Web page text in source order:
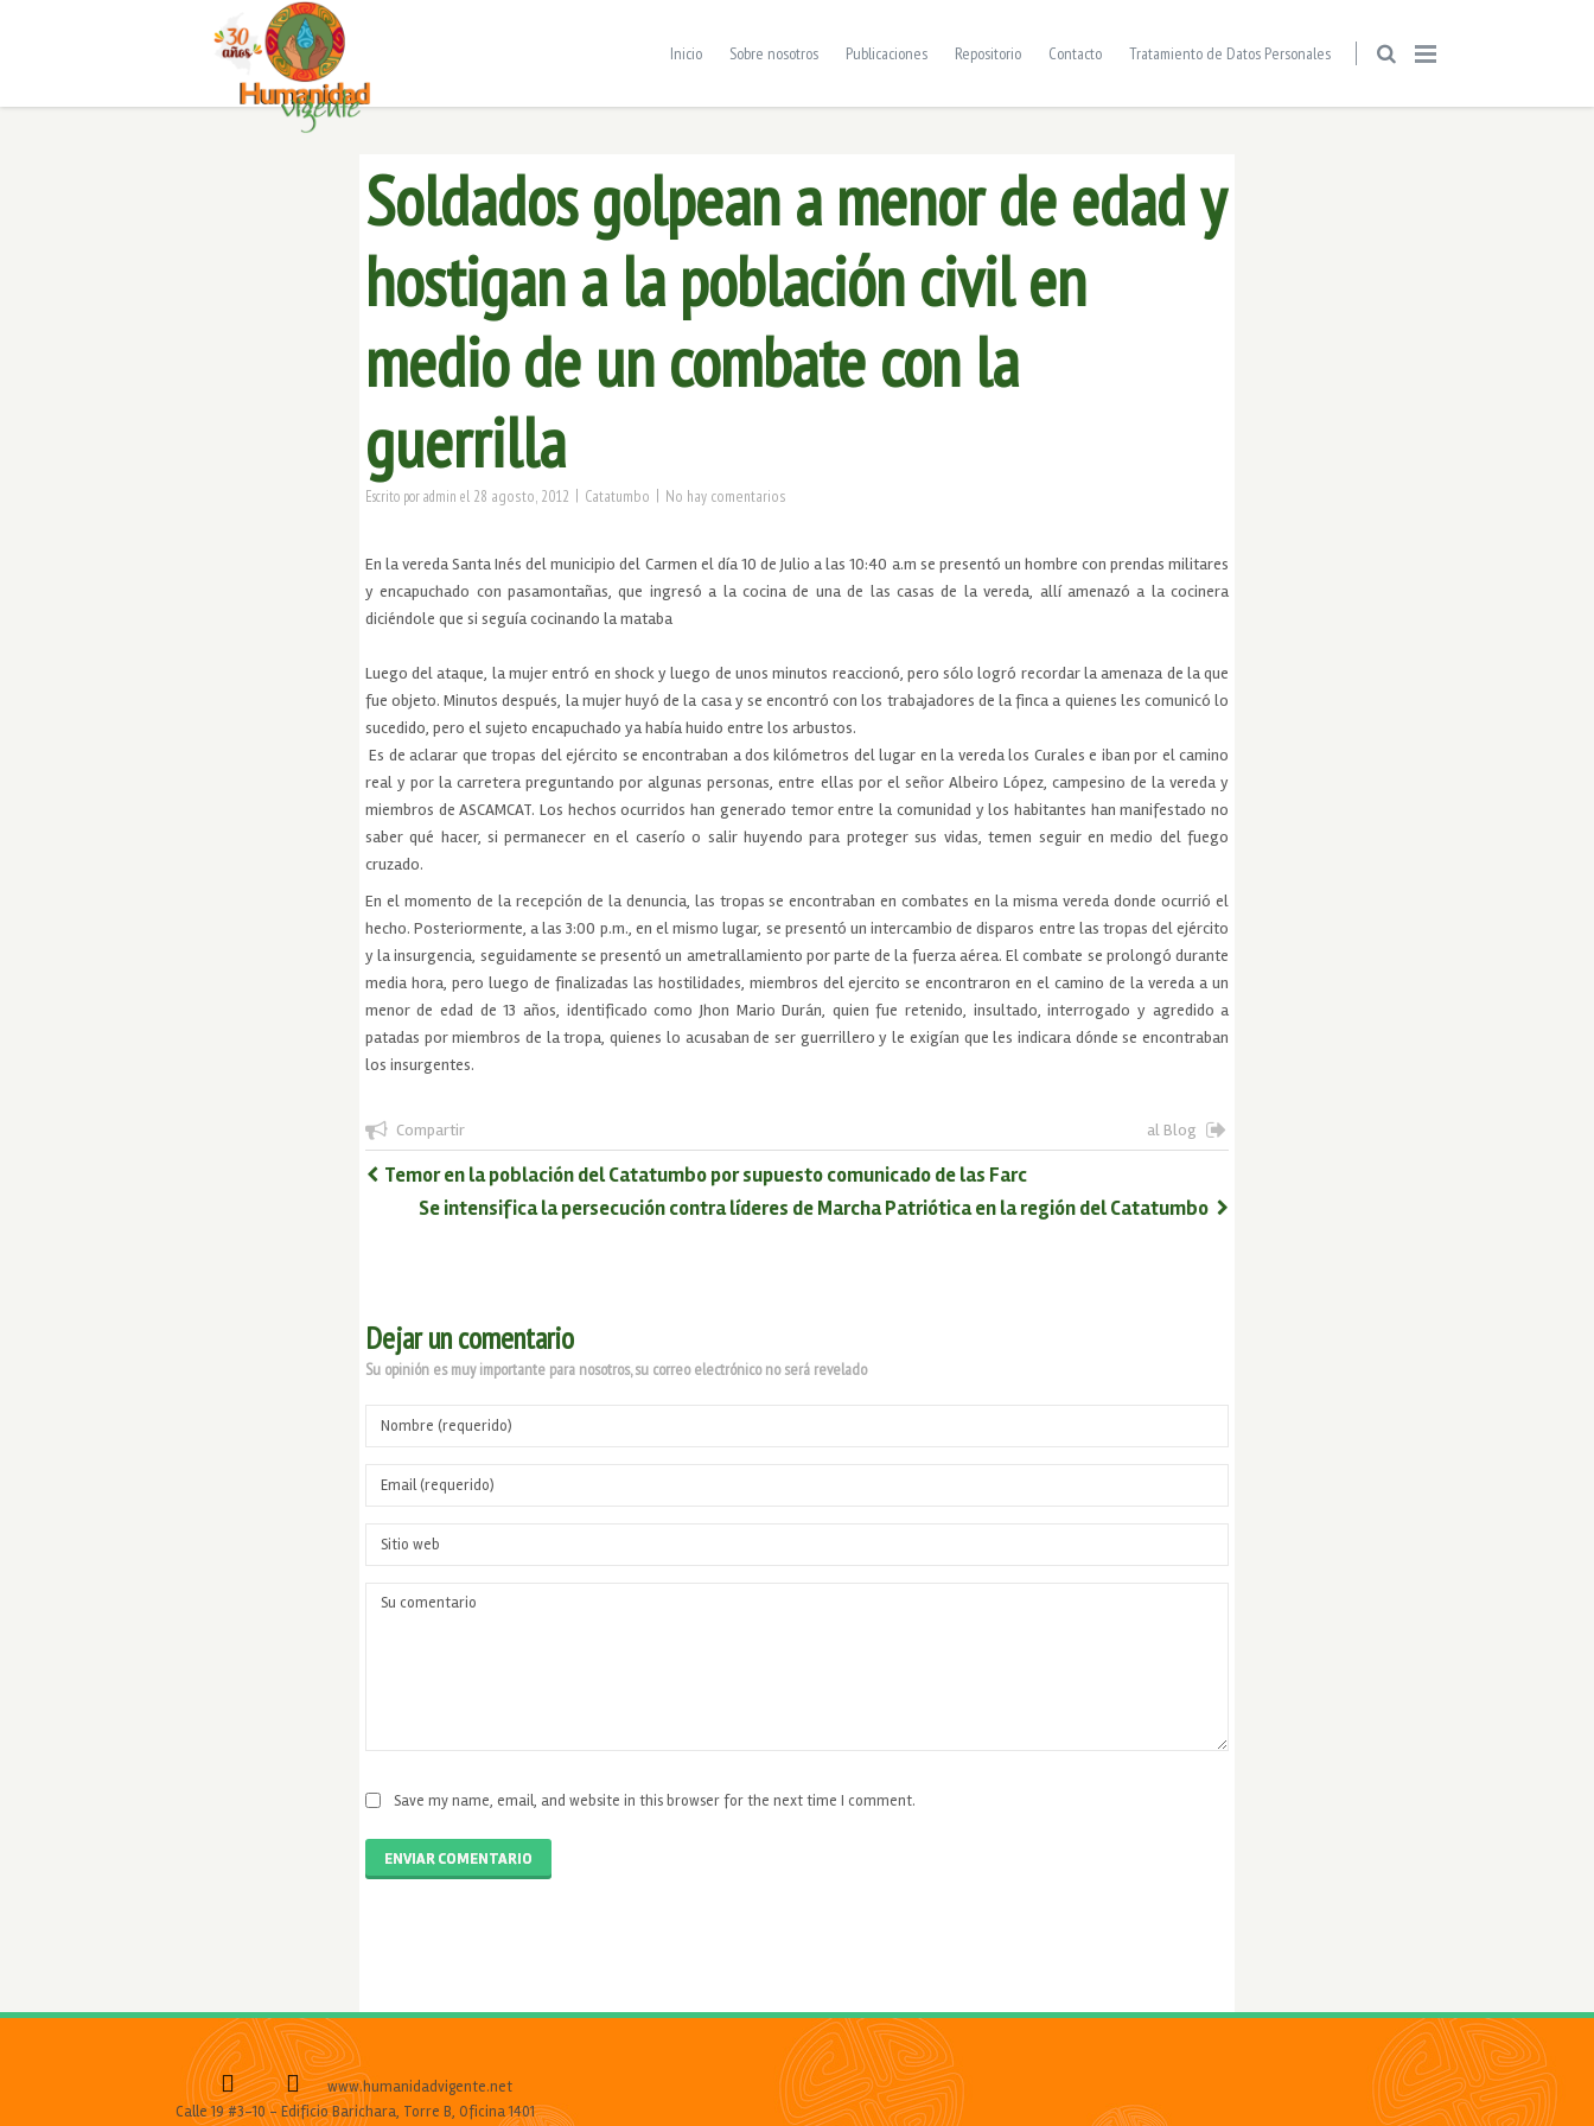
Inicio Sobre nosotros Publicaciones Repositorio Contacto Tratamiento de Datos Personales
Soldados golpean a menor de edad y
hostigan a la población civil en
medio de un combate con la
guerrilla
Escrito poradmin el 28 agosto, 2012 | Catatumbo | No hay comentarios
En la vereda Santa Inés del municipio del Carmen el día 10 de Julio a las 10:40 a.m se presentó un hombre con prendas militares
y encapuchado con pasamontañas, que ingresó a la cocina de una de las casas de la vereda, allí amenazó a la cocinera
diciéndole que si seguía cocinando la mataba
Luego del ataque, la mujer entró en shock y luego de unos minutos reaccionó, pero sólo logró recordar la amenaza de la que
fue objeto. Minutos después, la mujer huyó de la casa y se encontró con los trabajadores de la finca a quienes les comunicó lo
sucedido, pero el sujeto encapuchado ya había huido entre los arbustos.
Es de aclarar que tropas del ejército se encontraban a dos kilómetros del lugar en la vereda los Curales e iban por el camino
real y por la carretera preguntando por algunas personas, entre ellas por el señor Albeiro López, campesino de la vereda y
miembros de ASCAMCAT. Los hechos ocurridos han generado temor entre la comunidad y los habitantes han manifestado no
saber qué hacer, si permanecer en el caserío o salir huyendo para proteger sus vidas, temen seguir en medio del fuego
cruzado.
En el momento de la recepción de la denuncia, las tropas se encontraban en combates en la misma vereda donde ocurrió el
hecho. Posteriormente, a las 3:00 p.m., en el mismo lugar, se presentó un intercambio de disparos entre las tropas del ejército
y la insurgencia, seguidamente se presentó un ametrallamiento por parte de la fuerza aérea. El combate se prolongó durante
media hora, pero luego de finalizadas las hostilidades, miembros del ejercito se encontraron en el camino de la vereda a un
menor de edad de 13 años, identificado como Jhon Mario Durán, quien fue retenido, insultado, interrogado y agredido a
patadas por miembros de la tropa, quienes lo acusaban de ser guerrillero y le exigían que les indicara dónde se encontraban
los insurgentes.
Compartir al Blog
Temor en la población del Catatumbo por supuesto comunicado de las Farc
Se intensifica la persecución contra líderes de Marcha Patriótica en la región del Catatumbo
Dejar un comentario
Su opinión es muy importante para nosotros, su correo electrónico no será revelado
Save my name, email, and website in this browser for the next time I comment.
ENVIAR COMENTARIO
www.humanidadvigente.net
Calle 19 #3-10 - Edificio Barichara, Torre B, Oficina 1401